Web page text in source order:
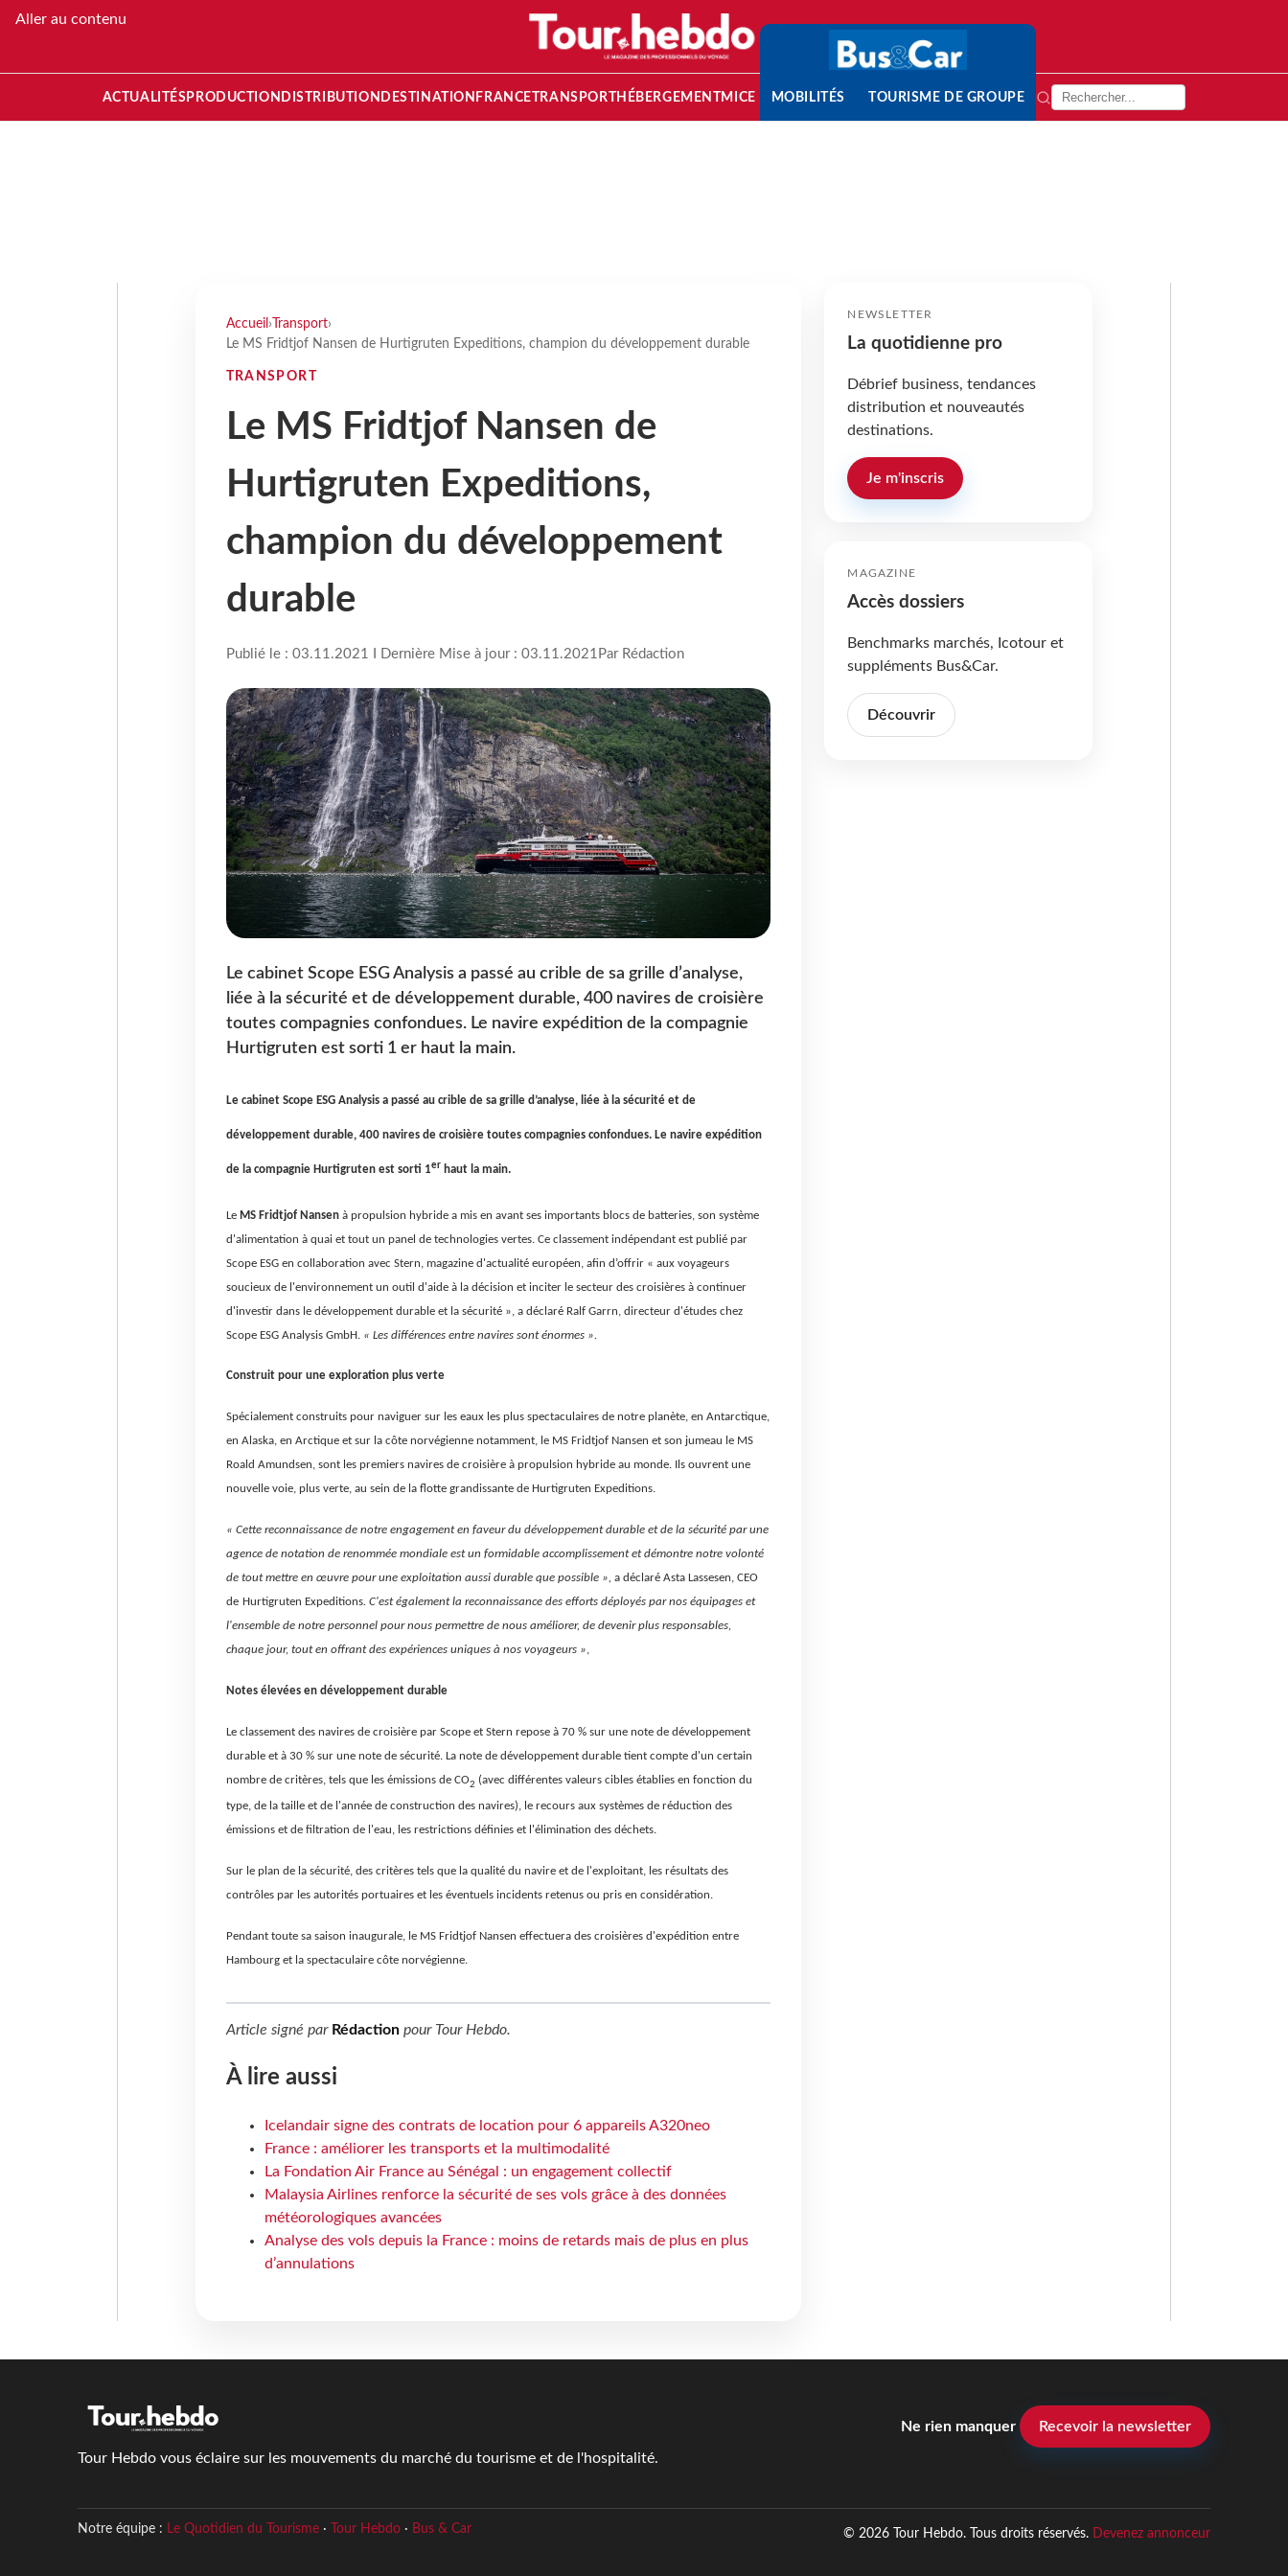
Aller au contenu
ACTUALITÉS PRODUCTION DISTRIBUTION DESTINATION FRANCETRANSPORT HÉBERGEMENTMICE MOBILITÉS TOURISME DE GROUPE
Accueil › Transport›
Le MS Fridtjof Nansen de Hurtigruten Expeditions, champion du développement durable
TRANSPORT
Le MS Fridtjof Nansen de
Hurtigruten Expeditions,
champion du développement
durable
Publié le : 03.11.2021 I Dernière Mise à jour : 03.11.2021 Par Rédaction
Le cabinet Scope ESG Analysis a passé au crible de sa grille d’analyse,
liée à la sécurité et de développement durable, 400 navires de croisière
toutes compagnies confondues. Le navire expédition de la compagnie
Hurtigruten est sorti 1 er haut la main.
Le cabinet Scope ESG Analysis a passé au crible de sa grille d’analyse, liée à la sécurité et de
développement durable, 400 navires de croisière toutes compagnies confondues. Le navire expédition
de la compagnie Hurtigruten est sorti 1er haut la main.
Le MS Fridtjof Nansen à propulsion hybride a mis en avant ses importants blocs de batteries, son système
d'alimentation à quai et tout un panel de technologies vertes. Ce classement indépendant est publié par
Scope ESG en collaboration avec Stern, magazine d'actualité européen, afin d’offrir « aux voyageurs
soucieux de l'environnement un outil d'aide à la décision et inciter le secteur des croisières à continuer
d'investir dans le développement durable et la sécurité », a déclaré Ralf Garrn, directeur d'études chez
Scope ESG Analysis GmbH. « Les différences entre navires sont énormes ».
Construit pour une exploration plus verte
Spécialement construits pour naviguer sur les eaux les plus spectaculaires de notre planète, en Antarctique,
en Alaska, en Arctique et sur la côte norvégienne notamment, le MS Fridtjof Nansen et son jumeau le MS
Roald Amundsen, sont les premiers navires de croisière à propulsion hybride au monde. Ils ouvrent une
nouvelle voie, plus verte, au sein de la flotte grandissante de Hurtigruten Expeditions.
« Cette reconnaissance de notre engagement en faveur du développement durable et de la sécurité par une
agence de notation de renommée mondiale est un formidable accomplissement et démontre notre volonté
de tout mettre en œuvre pour une exploitation aussi durable que possible », a déclaré Asta Lassesen, CEO
de Hurtigruten Expeditions. C'est également la reconnaissance des efforts déployés par nos équipages et
l'ensemble de notre personnel pour nous permettre de nous améliorer, de devenir plus responsables,
chaque jour, tout en offrant des expériences uniques à nos voyageurs »,
Notes élevées en développement durable
Le classement des navires de croisière par Scope et Stern repose à 70 % sur une note de développement
durable et à 30 % sur une note de sécurité. La note de développement durable tient compte d'un certain
nombre de critères, tels que les émissions de CO2 (avec différentes valeurs cibles établies en fonction du
type, de la taille et de l'année de construction des navires), le recours aux systèmes de réduction des
émissions et de filtration de l'eau, les restrictions définies et l'élimination des déchets.
Sur le plan de la sécurité, des critères tels que la qualité du navire et de l'exploitant, les résultats des
contrôles par les autorités portuaires et les éventuels incidents retenus ou pris en considération.
Pendant toute sa saison inaugurale, le MS Fridtjof Nansen effectuera des croisières d'expédition entre
Hambourg et la spectaculaire côte norvégienne.
Article signé par Rédactionpour Tour Hebdo.
À lire aussi
Icelandair signe des contrats de location pour 6 appareils A320neo
France : améliorer les transports et la multimodalité
La Fondation Air France au Sénégal : un engagement collectif
Malaysia Airlines renforce la sécurité de ses vols grâce à des données
météorologiques avancées
Analyse des vols depuis la France : moins de retards mais de plus en plus
d’annulations
NEWSLETTER
La quotidienne pro
Débrief business, tendances
distribution et nouveautés
destinations.
Je m'inscris
MAGAZINE
Accès dossiers
Benchmarks marchés, Icotour et
suppléments Bus&Car.
Découvrir
Tour Hebdo vous éclaire sur les mouvements du marché du tourisme et de l'hospitalité.
Ne rien manquer Recevoir la newsletter
Notre équipe : Le Quotidien du Tourisme· Tour Hebdo· Bus & Car © 2026 Tour Hebdo. Tous droits réservés. Devenez annonceur